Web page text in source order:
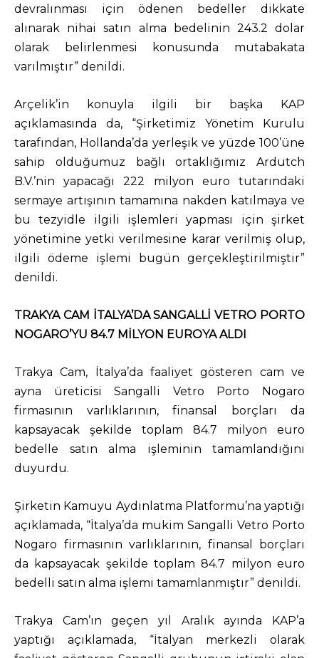
devralınması için ödenen bedeller dikkate
alınarak nihai satın alma bedelinin 243.2 dolar
olarak belirlenmesi konusunda mutabakata
varılmıştır” denildi.
Arçelik’in konuyla ilgili bir başka KAP
açıklamasında da, “Şirketimiz Yönetim Kurulu
tarafından, Hollanda’da yerleşik ve yüzde 100’üne
sahip olduğumuz bağlı ortaklığımız Ardutch
B.V.’nin yapacağı 222 milyon euro tutarındaki
sermaye artışının tamamına nakden katılmaya ve
bu tezyidle ilgili işlemleri yapması için şirket
yönetimine yetki verilmesine karar verilmiş olup,
ilgili ödeme işlemi bugün gerçekleştirilmiştir”
denildi.
TRAKYA CAM İTALYA’DA SANGALLİ VETRO PORTO
NOGARO’YU 84.7 MİLYON EUROYA ALDI
Trakya Cam, İtalya’da faaliyet gösteren cam ve
ayna üreticisi Sangalli Vetro Porto Nogaro
firmasının varlıklarının, finansal borçları da
kapsayacak şekilde toplam 84.7 milyon euro
bedelle satın alma işleminin tamamlandığını
duyurdu.
Şirketin Kamuyu Aydınlatma Platformu’na yaptığı
açıklamada, “İtalya’da mukim Sangalli Vetro Porto
Nogaro firmasının varlıklarının, finansal borçları
da kapsayacak şekilde toplam 84.7 milyon euro
bedelli satın alma işlemi tamamlanmıştır” denildi.
Trakya Cam’ın geçen yıl Aralık ayında KAP’a
yaptığı açıklamada, “İtalyan merkezli olarak